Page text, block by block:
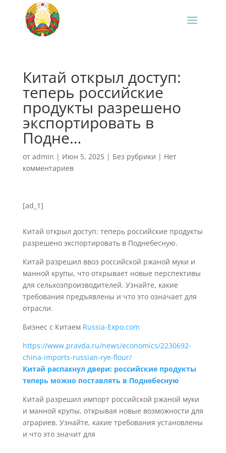
Китай открыл доступ:
теперь российские
продукты разрешено
экспортировать в
Подне…
от admin | Июн 5, 2025| Без рубрики | Нет
комментариев
[ad_1]
Китай открыл доступ: теперь российские продукты
разрешено экспортировать в Поднебесную.
Китай разрешил ввоз российской ржаной муки и
манной крупы, что открывает новые перспективы
для сельхозпроизводителей. Узнайте, какие
требования предъявлены и что это означает для
отрасли.
Бизнес с Китаем Russia-Expo.com
https://www.pravda.ru/news/economics/2230692-
china-imports-russian-rye-flour/
Китай распахнул двери: российские продукты
теперь можно поставлять в Поднебесную
Китай разрешил импорт российской ржаной муки
и манной крупы, открывая новые возможности для
аграриев. Узнайте, какие требования установлены
и что это значит для